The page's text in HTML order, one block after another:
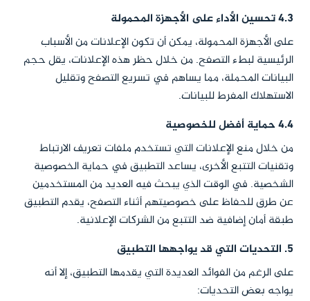
4.3 تحسين الأداء على الأجهزة المحمولة
على الأجهزة المحمولة، يمكن أن تكون الإعلانات من الأسباب
الرئيسية لبطء التصفح. من خلال حظر هذه الإعلانات، يقل حجم
البيانات المحملة، مما يساهم في تسريع التصفح وتقليل
الاستهلاك المفرط للبيانات.
4.4 حماية أفضل للخصوصية
من خلال منع الإعلانات التي تستخدم ملفات تعريف الارتباط
وتقنيات التتبع الأخرى، يساعد التطبيق في حماية الخصوصية
الشخصية. في الوقت الذي يبحث فيه العديد من المستخدمين
عن طرق للحفاظ على خصوصيتهم أثناء التصفح، يقدم التطبيق
طبقة أمان إضافية ضد التتبع من الشركات الإعلانية.
5. التحديات التي قد يواجهها التطبيق
على الرغم من الفوائد العديدة التي يقدمها التطبيق، إلا أنه
يواجه بعض التحديات: